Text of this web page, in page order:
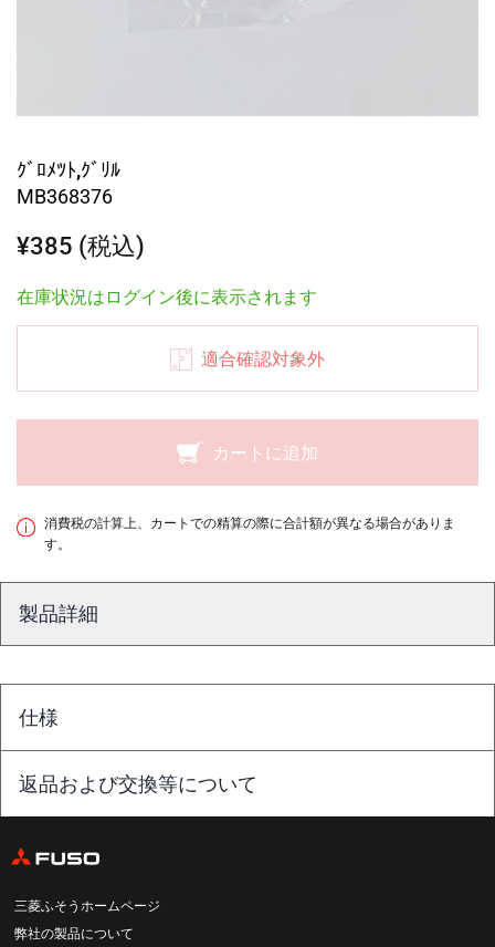
ｸﾞﾛﾒﾂﾄ,ｸﾞﾘﾙ
MB368376
¥385 (税込)
在庫状況はログイン後に表示されます
適合確認対象外
カートに追加
消費税の計算上、カートでの精算の際に合計額が異なる場合がありま
す。
製品詳細
仕様
返品および交換等について
三菱ふそうホームページ
弊社の製品について